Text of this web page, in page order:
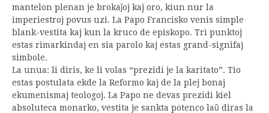
mantelon plenan je brokaĵoj kaj oro, kiun nur la
imperiestroj povus uzi. La Papo Francisko venis simple
blank-vestita kaj kun la kruco de episkopo. Tri punktoj
estas rimarkindaj en sia parolo kaj estas grand-signifaj
simbole.
La unua: li diris, ke li volas “prezidi je la karitato”. Tio
estas postulata ekde la Reformo kaj de la plej bonaj
ekumenismaj teologoj. La Papo ne devas prezidi kiel
absoluteca monarko, vestita je sankta potenco laŭ diras la